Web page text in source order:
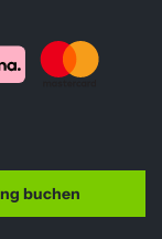
buchen